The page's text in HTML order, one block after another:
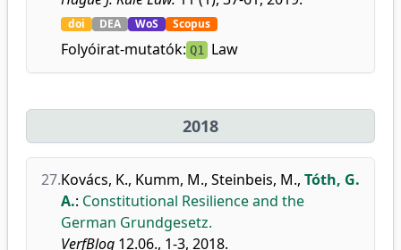
doi DEA WoS Scopus
Folyóirat-mutatók: Q1 Law
2018
27.Kovács, K., Kumm, M., Steinbeis, M., Tóth, G.
A.: Constitutional Resilience and the
German Grundgesetz.
VerfBlog 12.06., 1-3, 2018.